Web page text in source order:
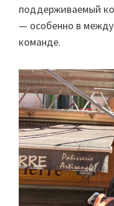
поддерживаемый
— особенно в
команде.